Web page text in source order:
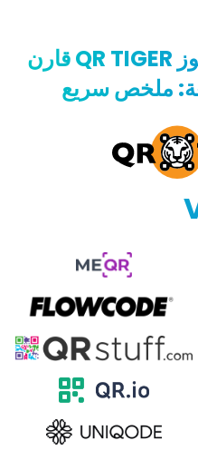
قارن QR TIGER مع أفضل مولّدات رموز
ملخص سريع